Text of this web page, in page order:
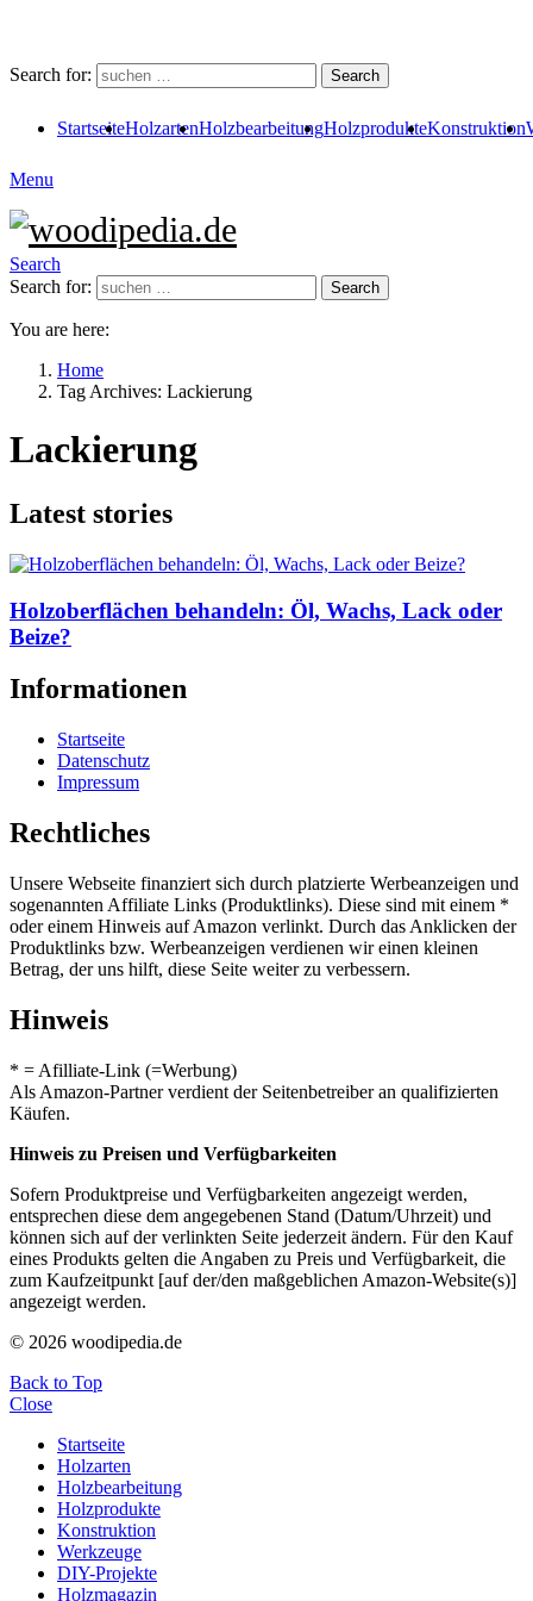
Search for: Search
StartseiteHolzartenHolzbearbeitungHolzprodukteKonstruktion
Menu
Search
Search for:
Search
You are here:
Home
Tag Archives: Lackierung
Lackierung
Latest stories
Holzoberflächen behandeln: Öl, Wachs, Lack oder
Beize?
Informationen
Startseite
Datenschutz
Impressum
Rechtliches
Unsere Webseite finanziert sich durch platzierte Werbeanzeigen und
sogenannten Affiliate Links (Produktlinks). Diese sind mit einem *
oder einem Hinweis auf Amazon verlinkt. Durch das Anklicken der
Produktlinks bzw. Werbeanzeigen verdienen wir einen kleinen
Betrag, der uns hilft, diese Seite weiter zu verbessern.
Hinweis
* = Afilliate-Link (=Werbung)
Als Amazon-Partner verdient der Seitenbetreiber an qualifizierten
Käufen.
Hinweis zu Preisen und Verfügbarkeiten
Sofern Produktpreise und Verfügbarkeiten angezeigt werden,
entsprechen diese dem angegebenen Stand (Datum/Uhrzeit) und
können sich auf der verlinkten Seite jederzeit ändern. Für den Kauf
eines Produkts gelten die Angaben zu Preis und Verfügbarkeit, die
zum Kaufzeitpunkt [auf der/den maßgeblichen Amazon-Website(s)]
angezeigt werden.
© 2026 woodipedia.de
Back to Top
Close
Startseite
Holzarten
Holzbearbeitung
Holzprodukte
Konstruktion
Werkzeuge
DIY-Projekte
Holzmagazin